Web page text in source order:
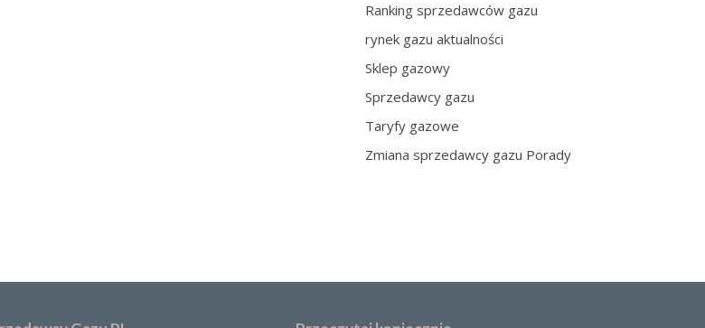
Ranking sprzedawców gazu
rynek gazu aktualności
Sklep gazowy
Sprzedawcy gazu
Taryfy gazowe
Zmiana sprzedawcy gazu Porady